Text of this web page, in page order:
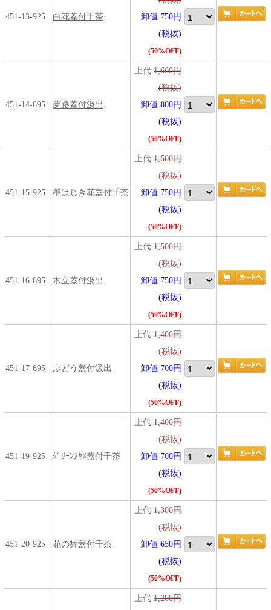
451-13-925 白花蓋付千茶
卸値 750円
(税抜)
(50%OFF)
451-14-695 夢路蓋付汲出
上代 1,600円
(税抜)
卸値 800円
(税抜)
(50%OFF)
451-15-925 墨はじき花蓋付千茶
上代 1,500円
(税抜)
卸値 750円
(税抜)
(50%OFF)
451-16-695 木立蓋付汲出
上代 1,500円
(税抜)
卸値 750円
(税抜)
(50%OFF)
451-17-695 ぶどう蓋付汲出
上代 1,400円
(税抜)
卸値 700円
(税抜)
(50%OFF)
451-19-925 ｸﾞﾘｰﾝｱﾔﾒ蓋付千茶
上代 1,400円
(税抜)
卸値 700円
(税抜)
(50%OFF)
451-20-925 花の舞蓋付千茶
上代 1,300円
(税抜)
卸値 650円
(税抜)
(50%OFF)
上代 1,200円